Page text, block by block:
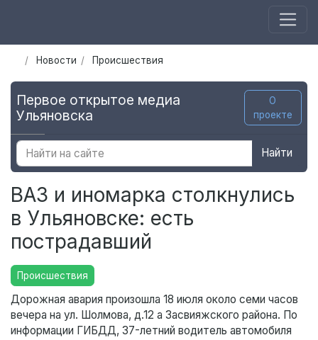
Новости Происшествия
Первое открытое медиа
Ульяновска
О
проекте
Найти
ВАЗ и иномарка столкнулись
в Ульяновске: есть
пострадавший
Происшествия
Дорожная авария произошла 18 июля около семи часов
вечера на ул. Шолмова, д.12 а Засвияжского района. По
информации ГИБДД, 37-летний водитель автомобиля